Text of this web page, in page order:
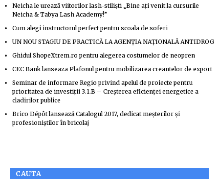
Neicha le urează viitorilor lash-stiliști „Bine ați venit la cursurile
Neicha & Tabya Lash Academy!”
Cum alegi instructorul perfect pentru scoala de soferi
UN NOU STAGIU DE PRACTICĂ LA AGENŢIA NAŢIONALĂ ANTIDROG
Ghidul ShopeXtrem.ro pentru alegerea costumelor de neopren
CEC Bank lanseaza Plafonul pentru mobilizarea creantelor de export
Seminar de informare Regio privind apelul de proiecte pentru
prioritatea de investiţii 3.1.B – Creşterea eficienţei energetice a
cladirilor publice
Brico Dépôt lansează Catalogul 2017, dedicat meșterilor și
profesioniștilor în bricolaj
CAUTA